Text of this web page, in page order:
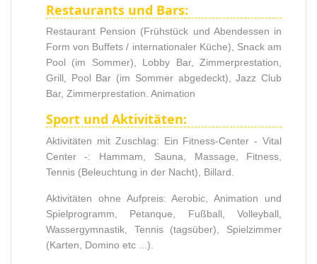
Restaurants und Bars:
Restaurant Pension (Frühstück und Abendessen in
Form von Buffets / internationaler Küche), Snack am
Pool (im Sommer), Lobby Bar, Zimmerprestation,
Grill, Pool Bar (im Sommer abgedeckt), Jazz Club
Bar, Zimmerprestation. Animation
Sport und Aktivitäten:
Aktivitäten mit Zuschlag: Ein Fitness-Center - Vital
Center -: Hammam, Sauna, Massage, Fitness,
Tennis (Beleuchtung in der Nacht), Billard.
Aktivitäten ohne Aufpreis: Aerobic, Animation und
Spielprogramm, Petanque, Fußball, Volleyball,
Wassergymnastik, Tennis (tagsüber), Spielzimmer
(Karten, Domino etc ...).